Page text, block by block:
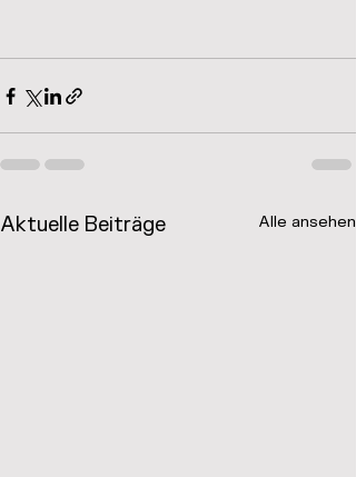
Aktuelle Beiträge Alle ansehen